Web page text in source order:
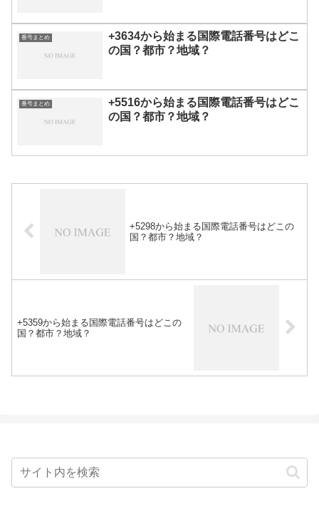
番号まとめ
+3634から始まる国際電話番号はどこ
の国？都市？地域？
番号まとめ
+5516から始まる国際電話番号はどこ
の国？都市？地域？
+5298から始まる国際電話番号はどこの
国？都市？地域？
+5359から始まる国際電話番号はどこの
国？都市？地域？